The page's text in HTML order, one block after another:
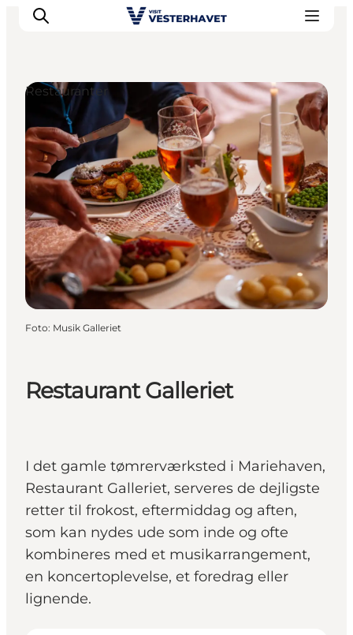
Det sker
Oplevelser
Vores Byer
Mad & Overnatning
Køb billet
Planlæg din ferie
Restaurant Galleriet
I det gamle tømrerværksted i Mariehaven,
Restaurant Galleriet, serveres de dejligste
retter til frokost, eftermiddag og aften,
som kan nydes ude som inde og ofte
kombineres med et musikarrangement,
en koncertoplevelse, et foredrag eller
lignende.
Restauranter
Foto: Musik Galleriet